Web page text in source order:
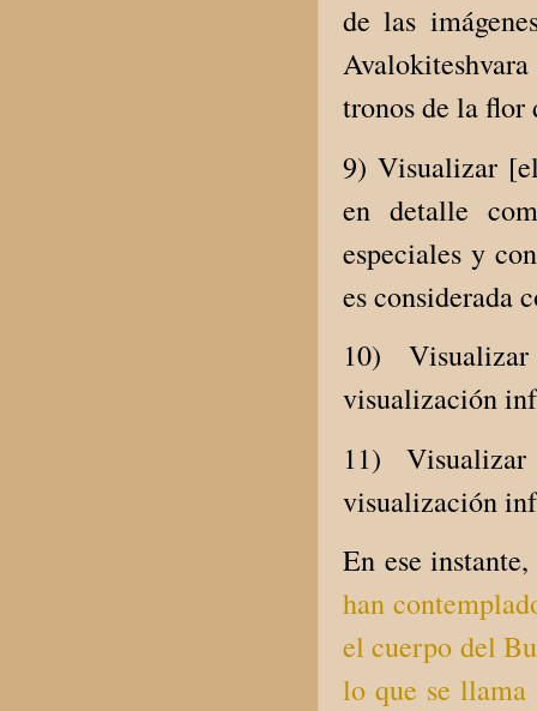
de las
tronos de la flor
9) Visualizar
en detalle
especiales y
es considerada
10)
visualización
11)
visualización
En ese
han
el cuerpo del
lo que se llama